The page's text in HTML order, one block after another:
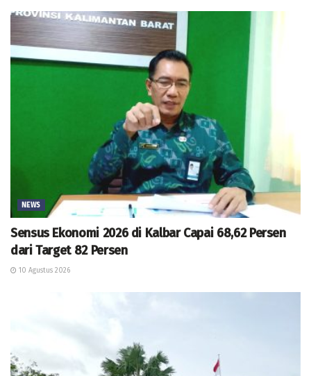
NEWS
Sensus Ekonomi 2026 di Kalbar Capai 68,62 Persen
dari Target 82 Persen
10 Agustus 2026